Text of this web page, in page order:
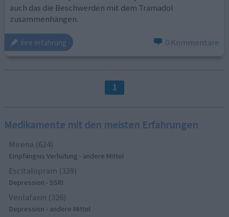
auch das die Beschwerden mit dem Tramadol
zusammenhängen.
ihre erfahrung 0 Kommentare
1
Medikamente mit den meisten Erfahrungen
Mirena (624)
Empfängnis Verhütung - andere Mittel
Escitalopram (339)
Depression - SSRI
Venlafaxin (326)
Depression - andere Mittel